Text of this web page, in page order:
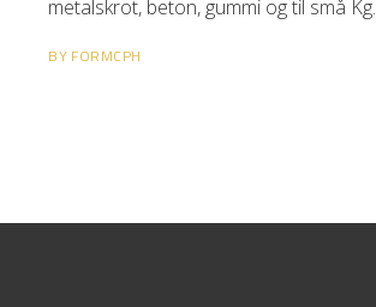
metalskrot, beton, gummi og til små Kg.
BY FORMCPH